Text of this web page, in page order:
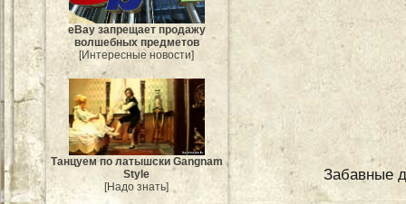
eBay запрещает продажу
волшебных предметов
[Интересные новости]
Танцуем по латышски Gangnam
Style
[Надо знать]
Забавные